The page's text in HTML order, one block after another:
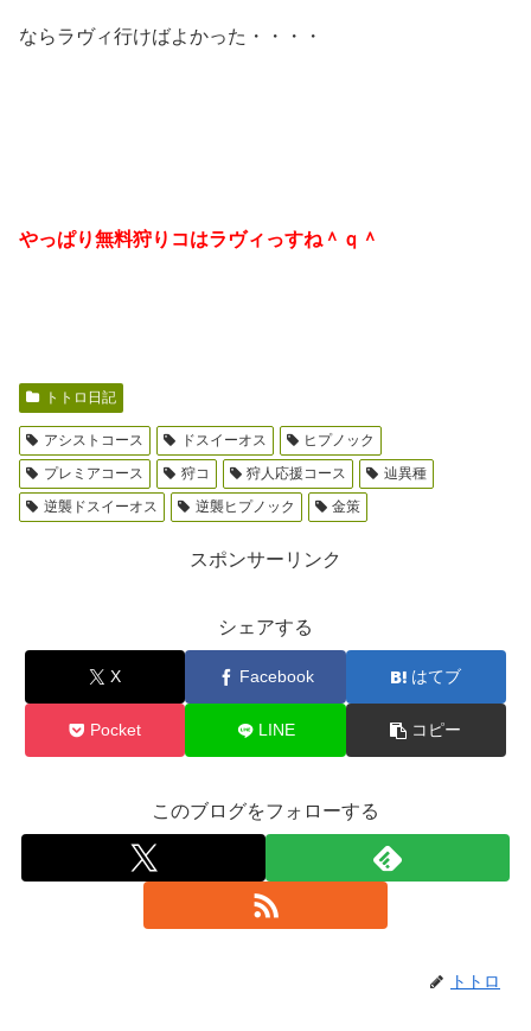
ならラヴィ行けばよかった・・・・
やっぱり無料狩りコはラヴィっすね＾ｑ＾
トトロ日記
アシストコース ドスイーオス
ヒプノック
プレミアコース
狩コ 狩人応援コース
辿異種
逆襲ドスイーオス
逆襲ヒプノック 金策
スポンサーリンク
シェアする
X Facebook はてブ
Pocket LINE コピー
このブログをフォローする
トトロ